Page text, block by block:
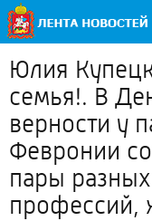
Юлия
семья!. В
верности у
Февронии
пары
профессий,